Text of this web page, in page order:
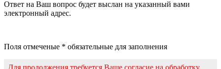
Ответ на Ваш вопрос будет выслан на указанный вами
электронный адрес.
Поля отмеченые * обязательные для заполнения